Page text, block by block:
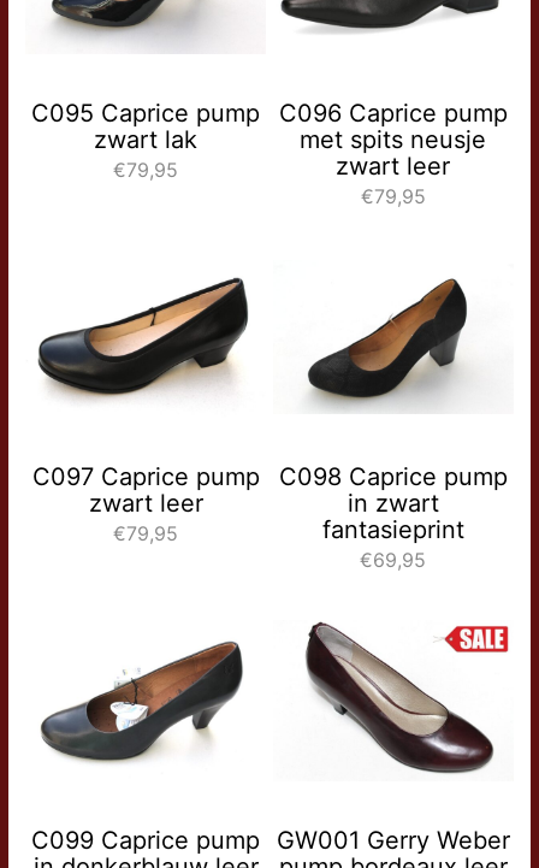
C095 Caprice pump
zwart lak
€79,95
C096 Caprice pump
met spits neusje
zwart leer
€79,95
C097 Caprice pump
zwart leer
€79,95
C098 Caprice pump
in zwart
fantasieprint
€69,95
C099 Caprice pump
GW001 Gerry Weber